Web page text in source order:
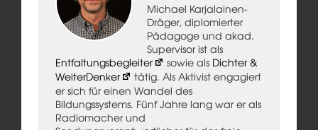
Michael Karjalainen-
Dräger, diplomierter
Pädagoge und akad.
Supervisor ist als
Entfaltungsbegleiter
sowie als Dichter &
WeiterDenker
tätig. Als Aktivist engagiert
er sich für einen Wandel des
Bildungssystems. Fünf Jahre lang war er als
Radiomacher und